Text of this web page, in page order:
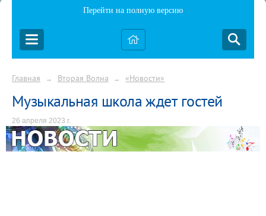
Перейти на полную версию
Главная → Вторая Волна → «Новости»
Музыкальная школа ждет гостей
26 апреля 2023 г.